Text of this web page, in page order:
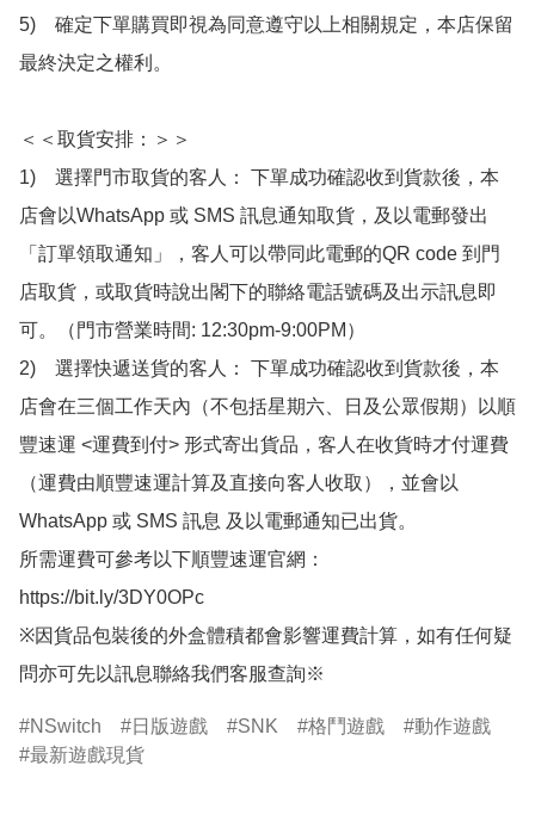
5)　確定下單購買即視為同意遵守以上相關規定，本店保留
最終決定之權利。
＜＜取貨安排：＞＞
1)　選擇門市取貨的客人： 下單成功確認收到貨款後，本
店會以WhatsApp 或 SMS 訊息通知取貨，及以電郵發出
「訂單領取通知」，客人可以帶同此電郵的QR code 到門
店取貨，或取貨時說出閣下的聯絡電話號碼及出示訊息即
可。（門市營業時間: 12:30pm-9:00PM）
2)　選擇快遞送貨的客人： 下單成功確認收到貨款後，本
店會在三個工作天內（不包括星期六、日及公眾假期）以順
豐速運 <運費到付> 形式寄出貨品，客人在收貨時才付運費
（運費由順豐速運計算及直接向客人收取），並會以
WhatsApp 或 SMS 訊息 及以電郵通知已出貨。
所需運費可參考以下順豐速運官網：
https://bit.ly/3DY0OPc
※因貨品包裝後的外盒體積都會影響運費計算，如有任何疑
問亦可先以訊息聯絡我們客服查詢※
NSwitch 日版遊戲 SNK 格鬥遊戲
動作遊戲
最新遊戲現貨